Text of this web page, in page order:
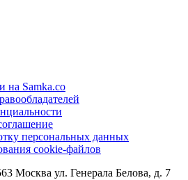
на Samka.co
персональных данных
cookie-файлов
Москва ул. Генерала Белова, д. 7